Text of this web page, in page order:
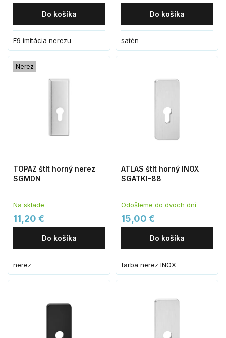
Do košíka
F9 imitácia nerezu
Do košíka
satén
Nerez
TOPAZ štít horný nerez
SGMDN
Na sklade
11,20 €
Do košíka
nerez
ATLAS štít horný INOX
SGATKI-88
Odošleme do dvoch dní
15,00 €
Do košíka
farba nerez INOX